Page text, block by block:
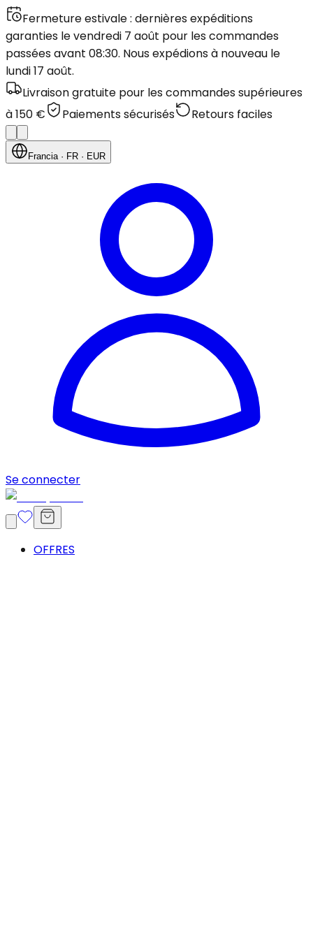
Fermeture estivale : dernières expéditions
garanties le vendredi 7 août pour les commandes
passées avant 08:30. Nous expédions à nouveau le
lundi 17 août.
Livraison gratuite pour les commandes supérieures
à 150 €
Paiements sécurisés Retours faciles
Francia· FR · EUR
Se connecter
OFFRES